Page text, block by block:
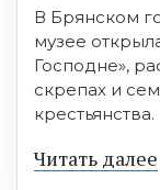
В Брянском
музее
Господне»,
скрепах и
крестьянства.
Читать далее